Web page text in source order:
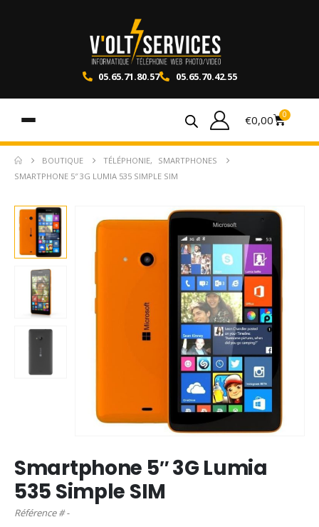
05.65.71.80.57 05.65.70.42.55
€0,00 0
BOUTIQUE TÉLÉPHONIE,
SMARTPHONES
SMARTPHONE 5″ 3G LUMIA 535 SIMPLE SIM
Smartphone 5″ 3G Lumia
535 Simple SIM
Référence # -